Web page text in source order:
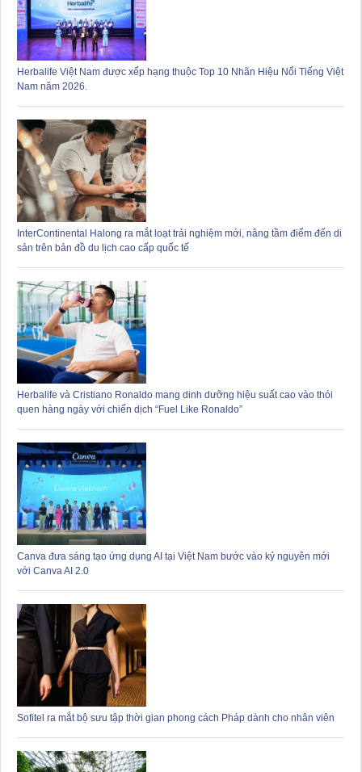
Herbalife Việt Nam được xếp hạng thuộc Top 10 Nhãn Hiệu Nổi Tiếng Việt
Nam năm 2026.
InterContinental Halong ra mắt loạt trải nghiệm mới, nâng tầm điểm đến di
sản trên bản đồ du lịch cao cấp quốc tế
Herbalife và Cristiano Ronaldo mang dinh dưỡng hiệu suất cao vào thói
quen hàng ngày với chiến dịch “Fuel Like Ronaldo”
Canva đưa sáng tạo ứng dụng AI tại Việt Nam bước vào kỷ nguyên mới
với Canva AI 2.0
Sofitel ra mắt bộ sưu tập thời gian phong cách Pháp dành cho nhân viên